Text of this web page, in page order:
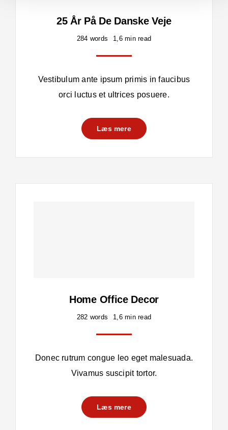
25 År På De Danske Veje
284 words 1,6 min read
Vestibulum ante ipsum primis in faucibus
orci luctus et ultrices posuere.
Læs mere
Home Office Decor
282 words 1,6 min read
Donec rutrum congue leo eget malesuada.
Vivamus suscipit tortor.
Læs mere